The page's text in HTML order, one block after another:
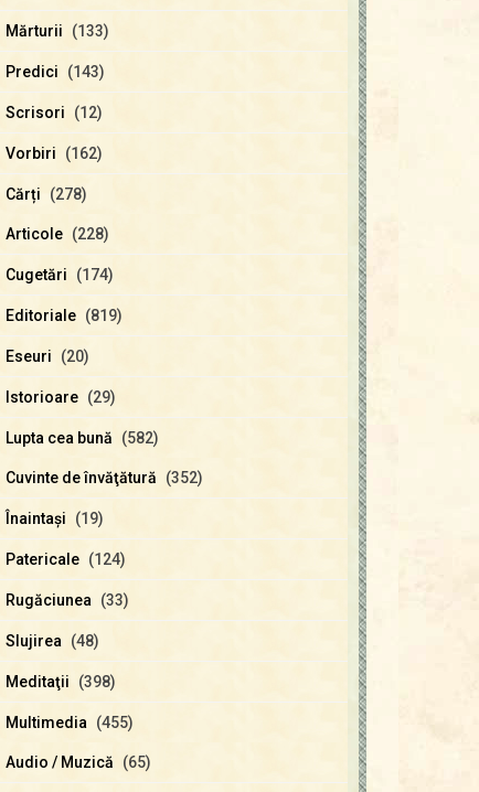
Mărturii (133)
Predici (143)
Scrisori (12)
Vorbiri (162)
Cărți (278)
Articole (228)
Cugetări (174)
Editoriale (819)
Eseuri (20)
Istorioare (29)
Lupta cea bună (582)
Cuvinte de învăţătură (352)
Înaintaşi (19)
Patericale (124)
Rugăciunea (33)
Slujirea (48)
Meditaţii (398)
Multimedia (455)
Audio / Muzică (65)